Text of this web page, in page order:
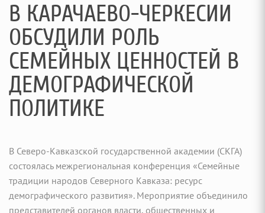
В КАРАЧАЕВО-ЧЕРКЕСИИ
ОБСУДИЛИ РОЛЬ
СЕМЕЙНЫХ ЦЕННОСТЕЙ В
ДЕМОГРАФИЧЕСКОЙ
ПОЛИТИКЕ
В Северо-Кавказской государственной академии (СКГА)
состоялась межрегиональная конференция «Семейные
традиции народов Северного Кавказа: ресурс
демографического развития». Мероприятие объединило
представителей органов власти, общественных и